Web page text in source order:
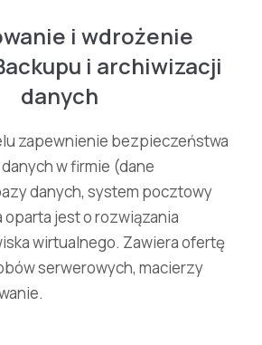
i wdrożenie
i archiwizacji
danych
zapewnienie bezpieczeństwa
w firmie (dane
danych, system pocztowy
jest o rozwiązania
wirtualnego. Zawiera ofertę
serwerowych, macierzy